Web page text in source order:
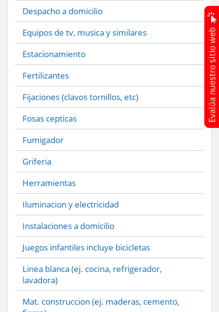
Despacho a domicilio
Equipos de tv, musica y similares
Estacionamiento
Fertilizantes
Fijaciones (clavos tornillos, etc)
Fosas cepticas
Fumigador
Griferia
Herramientas
Iluminacion y electricidad
Instalaciones a domicilio
Juegos infantiles incluye bicicletas
Linea blanca (ej. cocina, refrigerador,
lavadora)
Mat. construccion (ej. maderas, cemento,